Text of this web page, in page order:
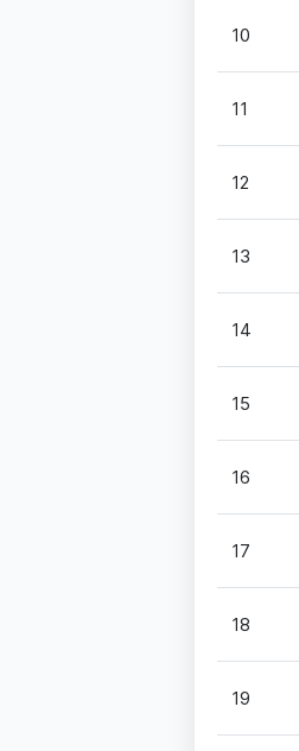
10
11
12
13
14
15
16
17
18
19